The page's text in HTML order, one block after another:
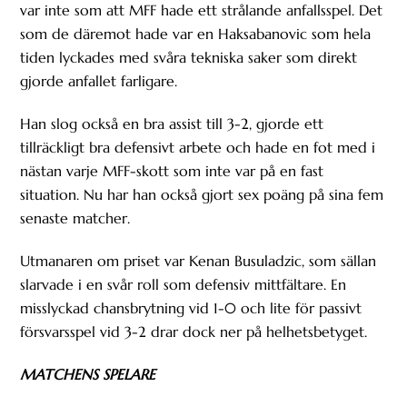
var inte som att MFF hade ett strålande anfallsspel. Det
som de däremot hade var en Haksabanovic som hela
tiden lyckades med svåra tekniska saker som direkt
gjorde anfallet farligare.
Han slog också en bra assist till 3-2, gjorde ett
tillräckligt bra defensivt arbete och hade en fot med i
nästan varje MFF-skott som inte var på en fast
situation. Nu har han också gjort sex poäng på sina fem
senaste matcher.
Utmanaren om priset var Kenan Busuladzic, som sällan
slarvade i en svår roll som defensiv mittfältare. En
misslyckad chansbrytning vid 1-0 och lite för passivt
försvarsspel vid 3-2 drar dock ner på helhetsbetyget.
MATCHENS SPELARE